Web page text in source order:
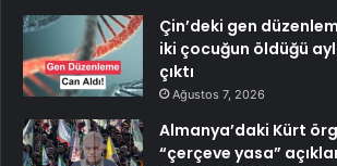
Çin’deki gen
iki çocuğun öldüğü
çıktı
Ağustos 7, 2026
Almanya’daki Kürt
“çerçeve yasa”